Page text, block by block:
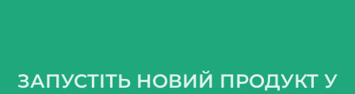
ЗАПУСТІТЬ НОВИЙ ПРОДУКТ У